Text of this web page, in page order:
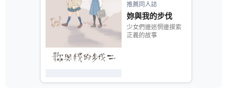
推薦同人誌
妳與我的步伐
少女們邊迷惘邊摸索
正義的故事